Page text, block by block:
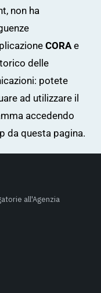
non ha
CORAe
delle
potete
ad utilizzare il
accedendo
da questa pagina.
all'Agenzia